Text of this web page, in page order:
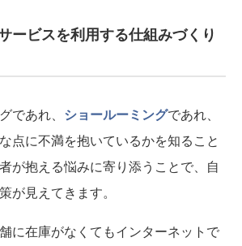
ービスを利用する仕組みづくり
であれ、 ショールーミングであれ、
点に不満を抱いているかを知ること
が抱える悩みに寄り添うことで、自
が見えてきます。
に在庫がなくてもインターネットで